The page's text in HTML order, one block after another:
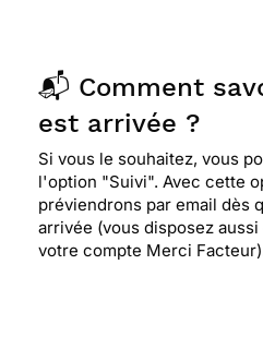
📬 Comment
est arrivée ?
Si vous le souhaitez, vous
l'option "Suivi". Avec cette
préviendrons par email dès
arrivée (vous disposez
votre compte Merci